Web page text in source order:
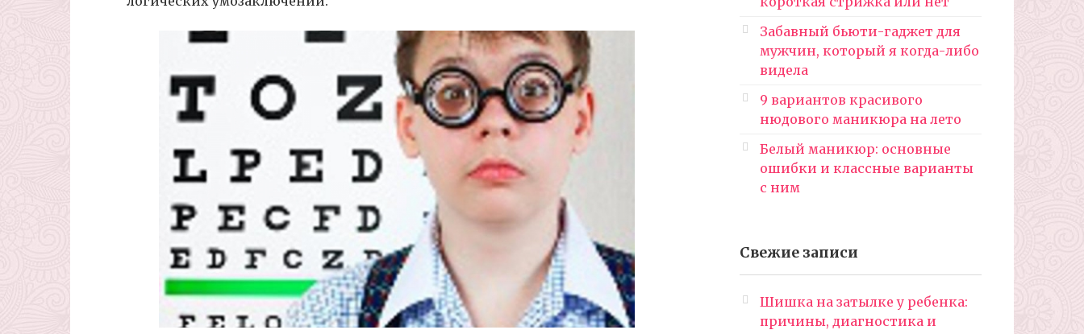
Забавный бьюти-гаджет для
мужчин, который я когда-либо
видела
9 вариантов красивого
нюдового маникюра на лето
Белый маникюр: основные
ошибки и классные варианты
с ним
Свежие записи
Шишка на затылке у ребенка:
причины, диагностика и